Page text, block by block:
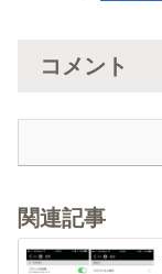
コメント
関連記事